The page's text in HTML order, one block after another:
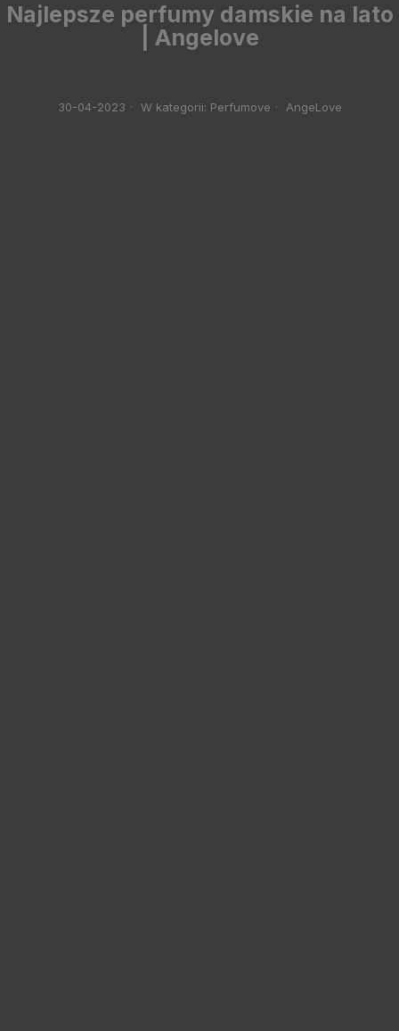
Najlepsze perfumy damskie na lato
| Angelove
30-04-2023 · W kategorii: Perfumove · AngeLove